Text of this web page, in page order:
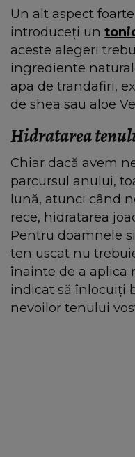
Un alt aspect
introduceți un
aceste alegeri
ingrediente
apa de trandafiri,
de shea sau aloe
Hidratarea
Chiar dacă avem
parcursul anului,
lună, atunci când
rece, hidratarea
Pentru doamnele
ten uscat nu
înainte de a aplica
indicat să înlocuiți
nevoilor tenului